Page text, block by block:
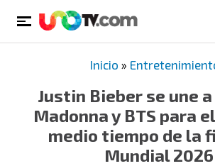
Inicio »
Justin Bieber se une
Madonna y BTS para
medio tiempo de la
Mundial 2026